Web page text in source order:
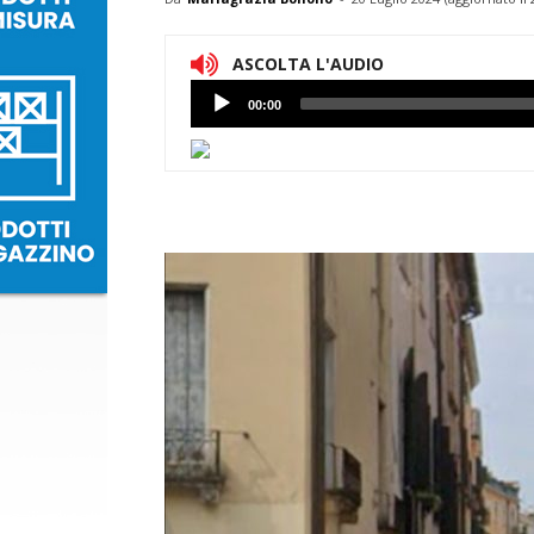
ASCOLTA L'AUDIO
Lettore
Audio
00:00